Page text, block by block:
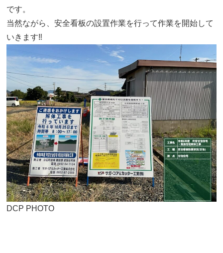
です。
当然ながら、安全看板の設置作業を行って作業を開始して
いきます‼
DCP PHOTO